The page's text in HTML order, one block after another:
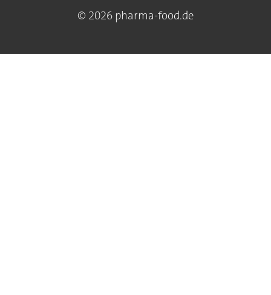
© 2026 pharma-food.de